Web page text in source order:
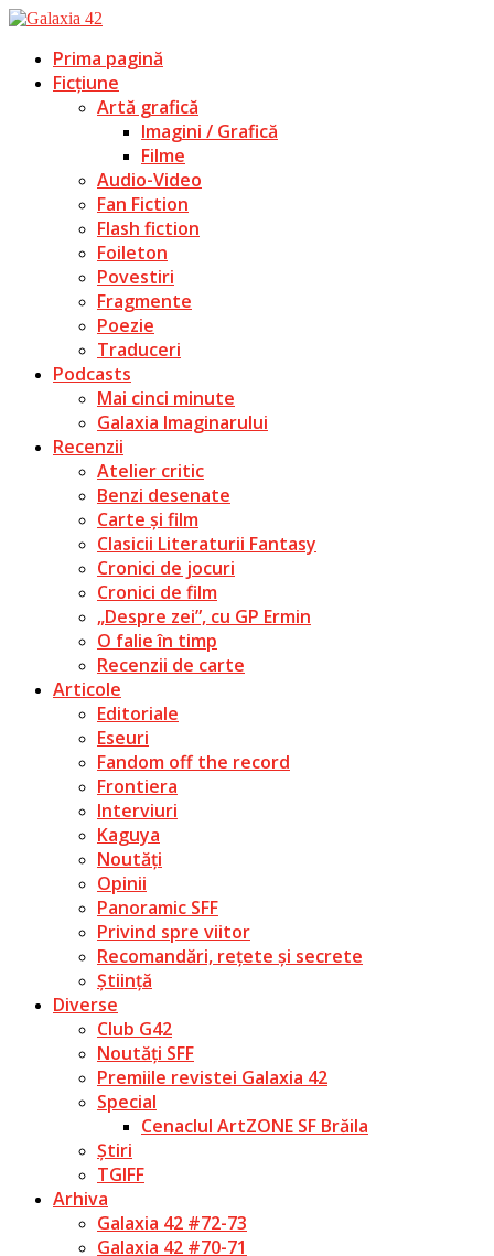
Prima pagină
Ficțiune
Artă grafică
Imagini / Grafică
Filme
Audio-Video
Fan Fiction
Flash fiction
Foileton
Povestiri
Fragmente
Poezie
Traduceri
Podcasts
Mai cinci minute
Galaxia Imaginarului
Recenzii
Atelier critic
Benzi desenate
Carte și film
Clasicii Literaturii Fantasy
Cronici de jocuri
Cronici de film
„Despre zei”, cu GP Ermin
O falie în timp
Recenzii de carte
Articole
Editoriale
Eseuri
Fandom off the record
Frontiera
Interviuri
Kaguya
Noutăți
Opinii
Panoramic SFF
Privind spre viitor
Recomandări, rețete și secrete
Știință
Diverse
Club G42
Noutăți SFF
Premiile revistei Galaxia 42
Special
Cenaclul ArtZONE SF Brăila
Știri
TGIFF
Arhiva
Galaxia 42 #72-73
Galaxia 42 #70-71